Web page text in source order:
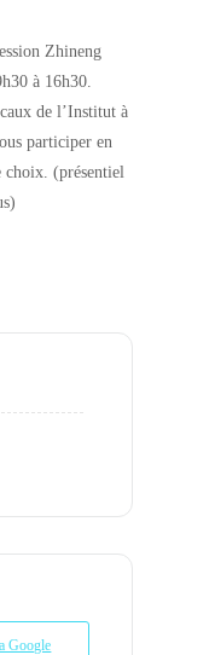
Zhineng
à 16h30.
de l’Institut à
participer en
choix. (présentiel
Google